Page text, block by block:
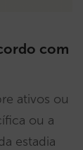
com
ativos ou
ou a
estadia